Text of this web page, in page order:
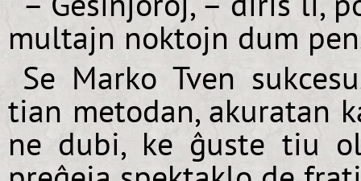
multajn noktojn dum
Se Marko Tven
tian metodan, akuratan
ne dubi, ke ĝuste tiu